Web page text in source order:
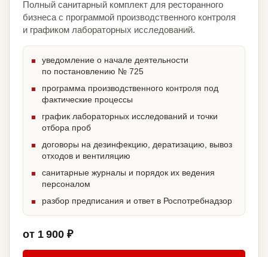
Полный санитарный комплект для ресторанного
бизнеса с программой производственного контроля
и графиком лабораторных исследований.
уведомление о начале деятельности
по постановлению № 725
программа производственного контроля под
фактические процессы
график лабораторных исследований и точки
отбора проб
договоры на дезинфекцию, дератизацию, вывоз
отходов и вентиляцию
санитарные журналы и порядок их ведения
персоналом
разбор предписания и ответ в Роспотребнадзор
от 1 900 ₽